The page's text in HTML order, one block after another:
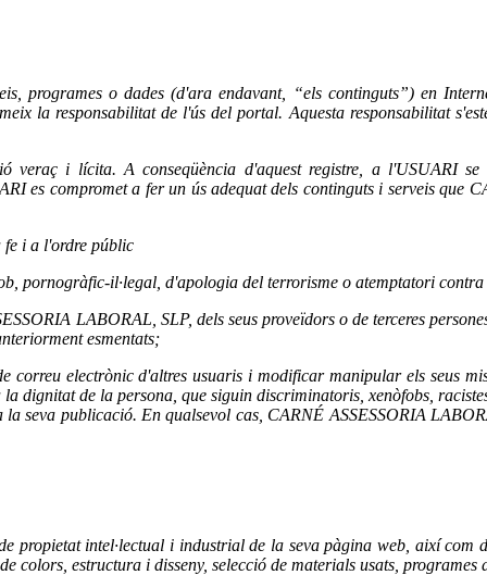
programes o dades (d'ara endavant, “els continguts”) en
la responsabilitat de l'ús del portal. Aquesta responsabilitat
veraç i lícita. A conseqüència d'aquest registre, a l'USUARI
es compromet a fer un ús adequat dels continguts i serveis que
i a l'ordre públic
il·legal, d'apologia del terrorisme o atemptatori contra
LABORAL, SLP, dels seus proveïdors o de terceres
esmentats;
correu electrònic d'altres usuaris i modificar manipular els seus
dignitat de la persona, que siguin discriminatoris, xenòfobs,
seva publicació. En qualsevol cas, CARNÉ ASSESSORIA
propietat intel·lectual i industrial de la seva pàgina web, així com
colors, estructura i disseny, selecció de materials usats,